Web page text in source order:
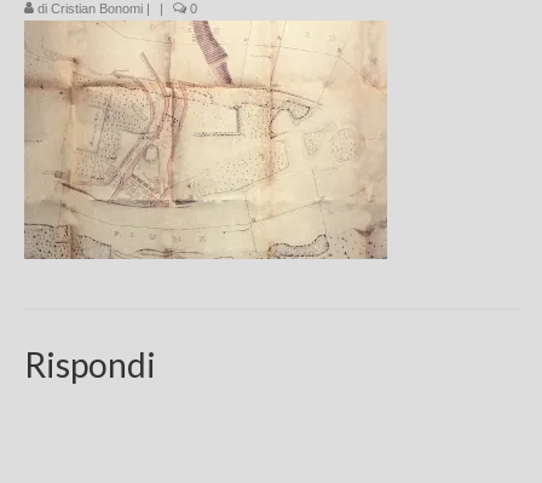
Chi sono
FAQ
Contatti
di Cristian Bonomi | | 0
Rispondi